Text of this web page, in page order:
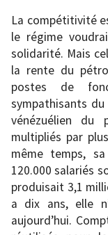
La compétitivité
le régime
solidarité. Mais
la rente du
postes de
sympathisants du
vénézuélien
multipliés par
même temps,
120.000 salariés
produisait 3,1
a dix ans, elle
aujourd’hui.